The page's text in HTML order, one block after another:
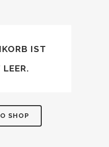
IST
LEER.
SHOP